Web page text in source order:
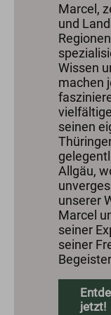
Marcel,
und
Wissen
machen
seinen
Allgäu,
unserer
Marcel
seiner
seiner
jetzt!